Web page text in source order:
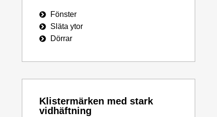
Fönster
Släta ytor
Dörrar
Klistermärken med stark
vidhäftning